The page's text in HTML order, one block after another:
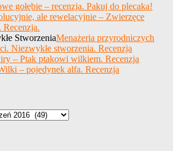
gołębie – recenzja. Pakuj do plecaka!
ale rewelacyjnie – Zwierzęce
Menażeria przyrodniczych
Niezwykłe stworzenia. Recenzja
– Ptak ptakowi wilkiem. Recenzja
– pojedynek alfa. Recenzja